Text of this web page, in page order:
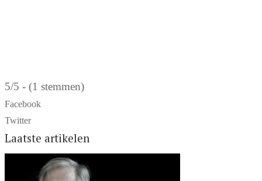
5/5 - (1 stemmen)
Facebook
Twitter
Laatste artikelen